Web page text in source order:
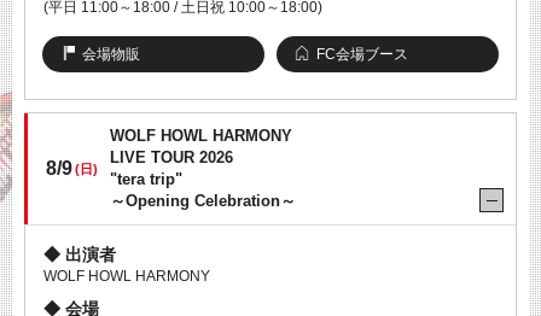
(平日 11:00～18:00 / 土日祝 10:00～18:00)
会場物販 FC会場ブース
8/9(日)
WOLF HOWL HARMONY
LIVE TOUR 2026
"tera trip"
～Opening Celebration～
出演者
WOLF HOWL HARMONY
会場